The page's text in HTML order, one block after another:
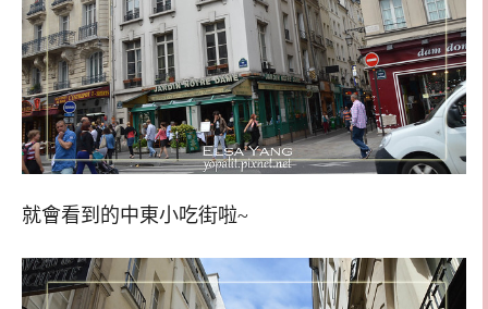
就會看到的中東小吃街啦~